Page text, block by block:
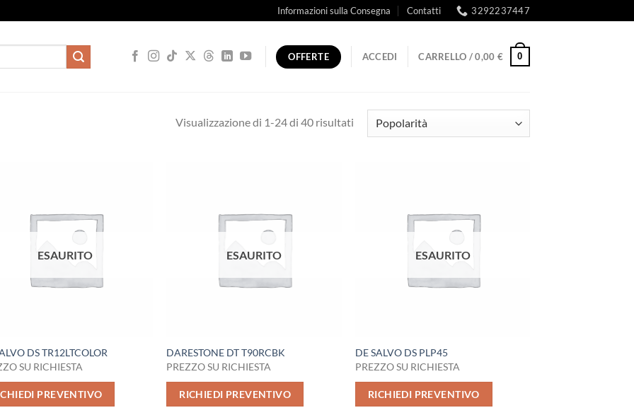
Informazioni sulla Consegna Contatti 3292237447
OFFERTE ACCEDI CARRELLO /0,00 € 0
Visualizzazione di 1-24 di 40 risultatiPopolarità
ESAURITO
DS TR12LTCOLOR
SU RICHIESTA
PREVENTIVO
ESAURITO
DARESTONE DT T90RCBK
PREZZO SU RICHIESTA
RICHIEDI PREVENTIVO
ESAURITO
DE SALVO DS PLP45
PREZZO SU RICHIESTA
RICHIEDI PREVENTIVO